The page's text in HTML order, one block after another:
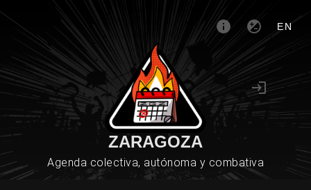
EN
ZARAGOZA
Agenda colectiva, autónoma y combativa